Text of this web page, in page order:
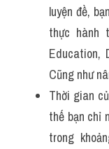
luyện đề,
thực hành
Education,
Cũng như
Thời gian
thế bạn chỉ
trong